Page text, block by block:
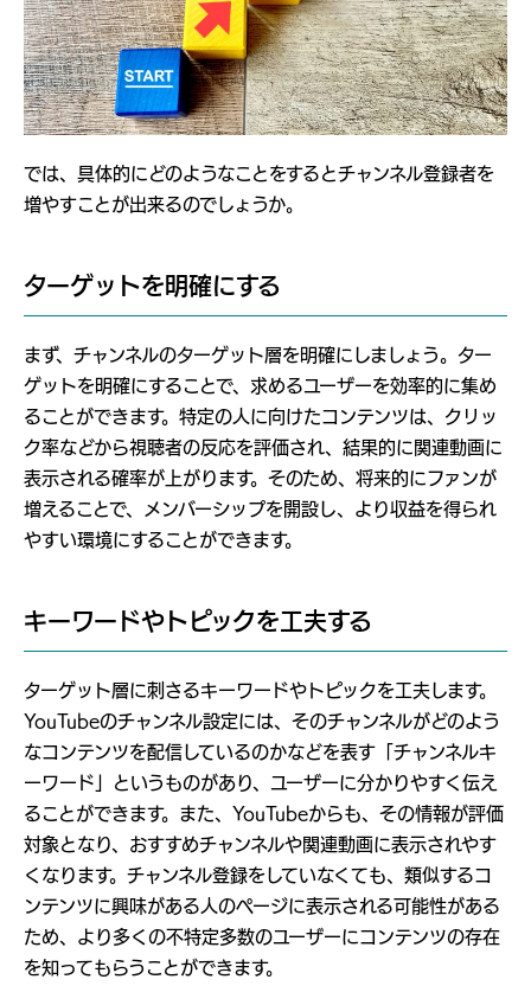
では、具体的にどのようなことをするとチャンネル登録者を
増やすことが出来るのでしょうか。
ターゲットを明確にする
まず、チャンネルのターゲット層を明確にしましょう。ター
ゲットを明確にすることで、求めるユーザーを効率的に集め
ることができます。特定の人に向けたコンテンツは、クリッ
ク率などから視聴者の反応を評価され、結果的に関連動画に
表示される確率が上がります。そのため、将来的にファンが
増えることで、メンバーシップを開設し、より収益を得られ
やすい環境にすることができます。
キーワードやトピックを工夫する
ターゲット層に刺さるキーワードやトピックを工夫します。
YouTubeのチャンネル設定には、そのチャンネルがどのよう
なコンテンツを配信しているのかなどを表す「チャンネルキ
ーワード」というものがあり、ユーザーに分かりやすく伝え
ることができます。また、YouTubeからも、その情報が評価
対象となり、おすすめチャンネルや関連動画に表示されやす
くなります。チャンネル登録をしていなくても、類似するコ
ンテンツに興味がある人のページに表示される可能性がある
ため、より多くの不特定多数のユーザーにコンテンツの存在
を知ってもらうことができます。